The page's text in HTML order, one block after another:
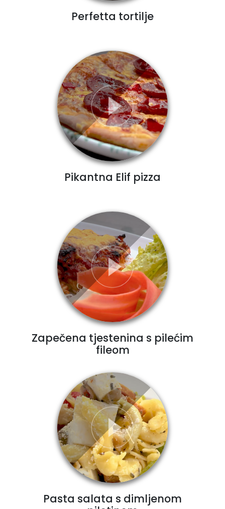
Perfetta tortilje
Pikantna Elif pizza
Zapečena tjestenina s pilećim
fileom
Pasta salata s dimljenom